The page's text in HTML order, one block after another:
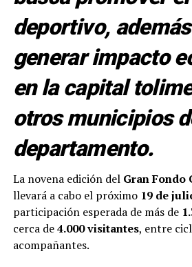
deportivo,
generar impacto
en la capital
otros municipios
departamento.
La novena edición del Gran Fondo
llevará a cabo el próximo 19 de
participación esperada de más de
cerca de4.000 visitantes, entre
acompañantes.